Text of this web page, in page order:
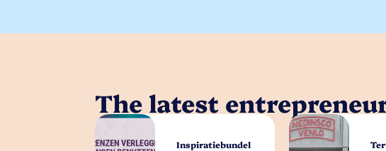
The latest
Inspiratiebundel